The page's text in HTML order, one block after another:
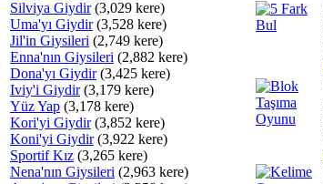
Silviya Giydir(3,029 kere)
Uma'yı Giydir(3,528 kere)
Jil'in Giysileri (2,749 kere)
Enna'nın Giysileri (2,882 kere)
Dona'yı Giydir(3,425 kere)
Iviy'i Giydir(3,179 kere)
Yüz Yap (3,178 kere)
Kori'yi Giydir(3,852 kere)
Koni'yi Giydir(3,922 kere)
Sportif Kız (3,265 kere)
Nena'nın Giysileri (2,963 kere)